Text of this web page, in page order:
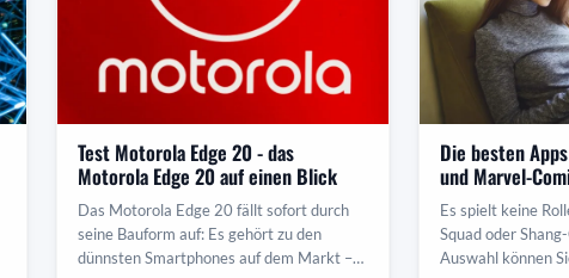
Test Motorola Edge 20 - das
Motorola Edge 20 auf einen Blick
Das Motorola Edge 20 fällt sofort durch
seine Bauform auf: Es gehört zu den
dünnsten Smartphones auf dem Markt –
Die besten
und Marvel-
Es spielt keine
Squad oder
Auswahl können